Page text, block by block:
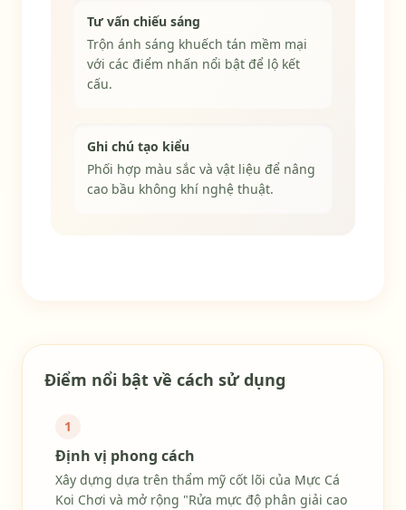
Tư vấn chiếu sáng
Trộn ánh sáng khuếch tán mềm mại
với các điểm nhấn nổi bật để lộ kết
cấu.
Ghi chú tạo kiểu
Phối hợp màu sắc và vật liệu để nâng
cao bầu không khí nghệ thuật.
Điểm nổi bật về cách sử dụng
1
Định vị phong cách
Xây dựng dựa trên thẩm mỹ cốt lõi của Mực Cá
Koi Chơi và mở rộng "Rửa mực độ phân giải cao